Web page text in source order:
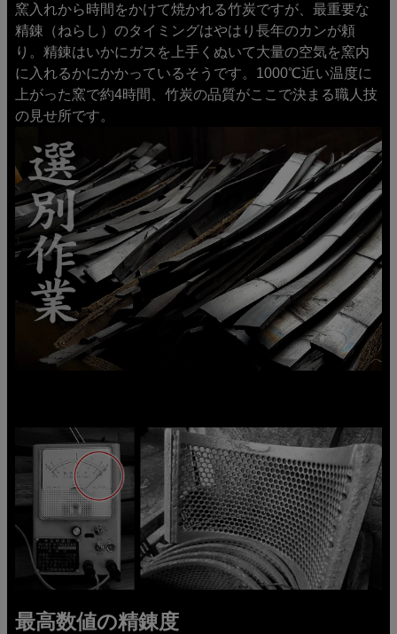
窯入れから時間をかけて焼かれる竹炭ですが、最重要な
精錬（ねらし）のタイミングはやはり長年のカンが頼
り。精錬はいかにガスを上手くぬいて大量の空気を窯内
に入れるかにかかっているそうです。1000℃近い温度に
上がった窯で約4時間、竹炭の品質がここで決まる職人技
の見せ所です。
最高数値の精錬度